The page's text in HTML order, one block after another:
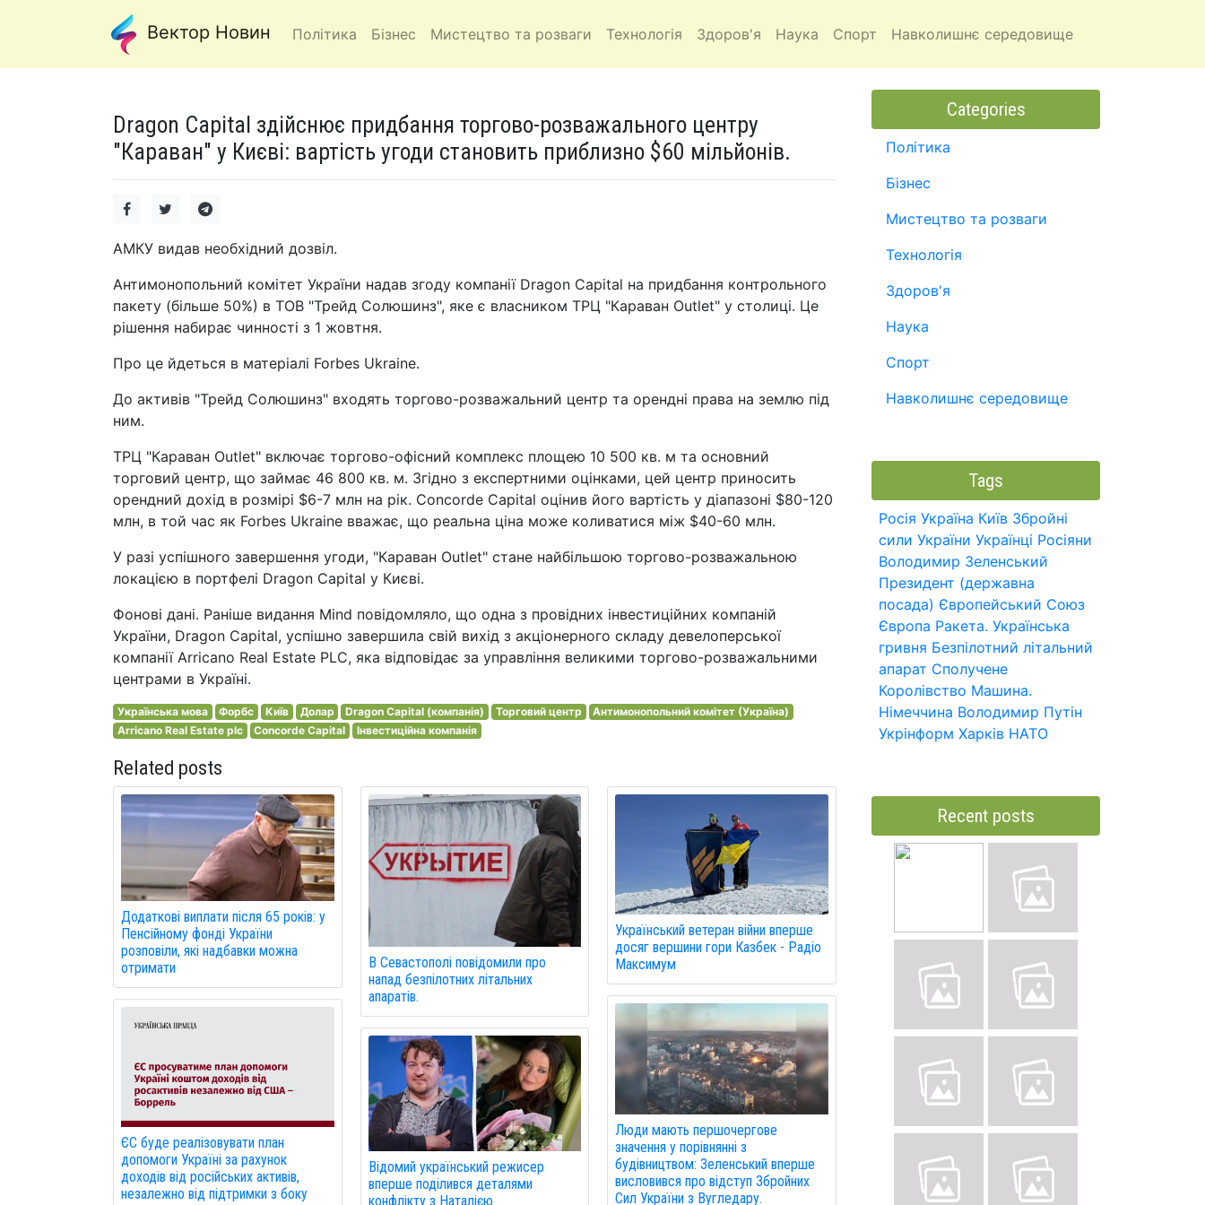
Вектор Новин Політика Бізнес Мистецтво та розваги Технологія Здоров'я Наука Спорт Навколишнє середовище
Dragon Capital здійснює придбання торгово-розважального центру
"Караван" у Києві: вартість угоди становить приблизно $60 мільйонів.
АМКУ видав необхідний дозвіл.
Антимонопольний комітет України надав згоду компанії Dragon Capital на придбання контрольного
пакету (більше 50%) в ТОВ "Трейд Солюшинз", яке є власником ТРЦ "Караван Outlet" у столиці. Це
рішення набирає чинності з 1 жовтня.
Про це йдеться в матеріалі Forbes Ukraine.
До активів "Трейд Солюшинз" входять торгово-розважальний центр та орендні права на землю під
ним.
ТРЦ "Караван Outlet" включає торгово-офісний комплекс площею 10 500 кв. м та основний
торговий центр, що займає 46 800 кв. м. Згідно з експертними оцінками, цей центр приносить
орендний дохід в розмірі $6-7 млн на рік. Concorde Capital оцінив його вартість у діапазоні $80-120
млн, в той час як Forbes Ukraine вважає, що реальна ціна може коливатися між $40-60 млн.
У разі успішного завершення угоди, "Караван Outlet" стане найбільшою торгово-розважальною
локацією в портфелі Dragon Capital у Києві.
Фонові дані. Раніше видання Mind повідомляло, що одна з провідних інвестиційних компаній
України, Dragon Capital, успішно завершила свій вихід з акціонерного складу девелоперської
компанії Arricano Real Estate PLC, яка відповідає за управління великими торгово-розважальними
центрами в Україні.
Українська мова Форбс Київ Долар Dragon Capital (компанія) Торговий центр
Антимонопольний комітет (Україна)
Arricano Real Estate plc
Concorde Capital Інвестиційна компанія
Related posts
Додаткові виплати після 65 років: у
Пенсійному фонді України
розповіли, які надбавки можна
отримати
ЄС буде реалізовувати план
допомоги Україні за рахунок
доходів від російських активів,
незалежно від підтримки з боку
В Севастополі повідомили про
напад безпілотних літальних
апаратів.
Відомий український режисер
вперше поділився деталями
конфлікту з Наталією
Український ветеран війни вперше
досяг вершини гори Казбек - Радіо
Максимум
Люди мають першочергове
значення у порівнянні з
будівництвом: Зеленський вперше
висловився про відступ Збройних
Сил України з Вугледару.
Categories
Політика
Бізнес
Мистецтво та розваги
Технологія
Здоров'я
Наука
Спорт
Навколишнє середовище
Tags
Росія Україна Київ Збройні
сили України Українці Росіяни
Володимир Зеленський
Президент (державна
посада) Європейський Союз
Європа Ракета. Українська
гривня Безпілотний літальний
апарат Сполучене
Королівство Машина.
Німеччина Володимир Путін
Укрінформ Харків НАТО
Recent posts